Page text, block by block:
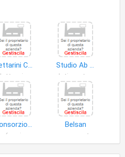
Bettarini Consulting di Lida Bettarini & C. S.a.s
elettronica
Studio Ab S.a.s. di Aronni Francesco & C
Consorzio Mercatino Grocco La Salute
Belsan